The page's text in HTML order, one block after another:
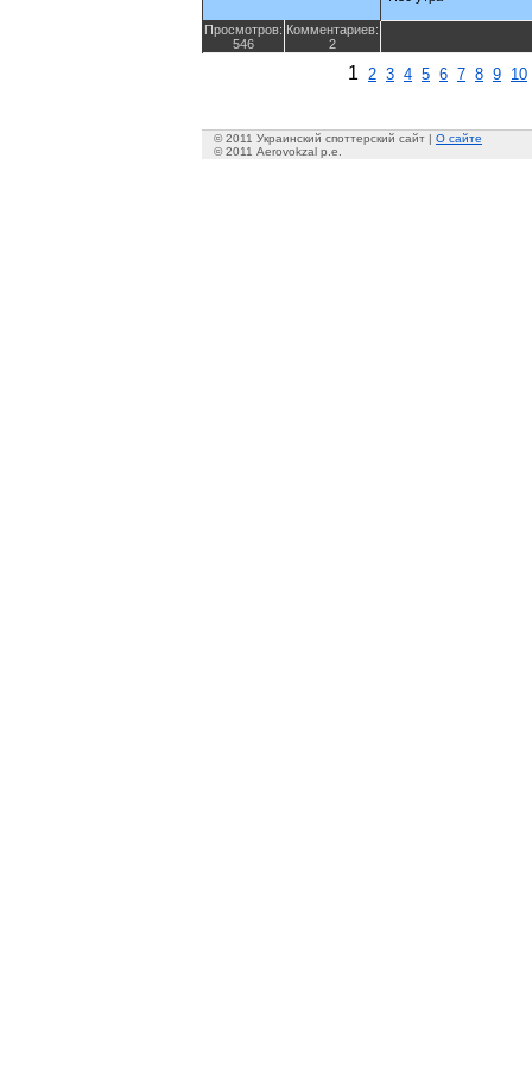
Просмотров:
546
Комментариев:
2
1 2 3 4 5 6 7 8 9 10
© 2011 Украинский споттерский сайт | О сайте
© 2011 Aerovokzal p.e.